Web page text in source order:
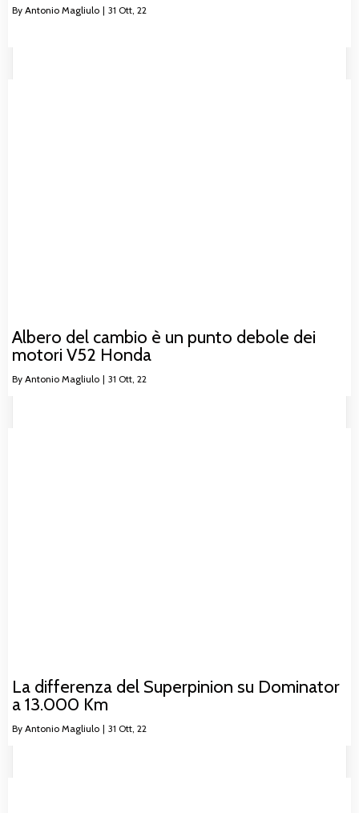
By Antonio Magliulo | 31 Ott, 22
Albero del cambio è un punto debole dei
motori V52 Honda
By Antonio Magliulo | 31 Ott, 22
La differenza del Superpinion su Dominator
a 13.000 Km
By Antonio Magliulo | 31 Ott, 22